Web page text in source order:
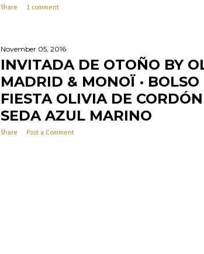
Share 1 comment
November 05, 2016
INVITADA DE OTOÑO BY
MADRID & MONOÏ · BOLSO
FIESTA OLIVIA DE
SEDA AZUL MARINO
Share Post a Comment